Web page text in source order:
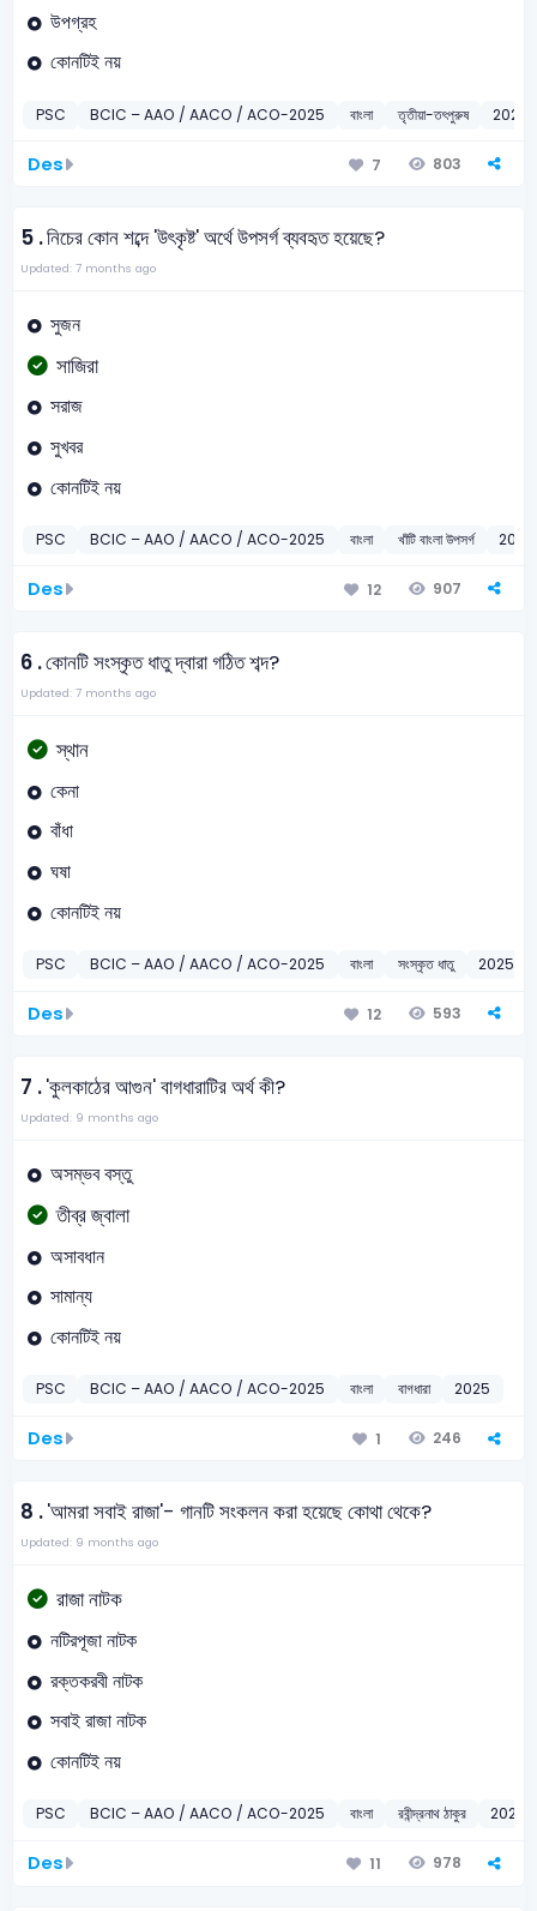
উপগ্রহ
কোনটিই নয়
PSC BCIC – AAO / AACO / ACO-2025 বাংলা তৃতীয়া-তৎপুরুষ 2025
Des 7 803
5 .নিচের কোন শব্দে 'উৎকৃষ্ট' অর্থে উপসর্গ ব্যবহৃত হয়েছে?
Updated: 7 months ago
সুজন
সাজিরা
সরাজ
সুখবর
কোনটিই নয়
PSC BCIC – AAO / AACO / ACO-2025 বাংলা খাঁটি বাংলা উপসর্গ 2025
Des 12 907
6 .কোনটি সংস্কৃত ধাতু দ্বারা গঠিত শব্দ?
Updated: 7 months ago
স্থান
কেনা
বাঁধা
ঘষা
কোনটিই নয়
PSC BCIC – AAO / AACO / ACO-2025 বাংলা সংস্কৃত ধাতু 2025
Des 12 593
7 .'কুলকাঠের আগুন' বাগধারাটির অর্থ কী?
Updated: 9 months ago
অসম্ভব বস্তু
তীব্র জ্বালা
অসাবধান
সামান্য
কোনটিই নয়
PSC BCIC – AAO / AACO / ACO-2025 বাংলা বাগধারা 2025
Des 1 246
8 .'আমরা সবাই রাজা'- গানটি সংকলন করা হয়েছে কোথা থেকে?
Updated: 9 months ago
রাজা নাটক
নটিরপূজা নাটক
রক্তকরবী নাটক
সবাই রাজা নাটক
কোনটিই নয়
PSC BCIC – AAO / AACO / ACO-2025 বাংলা রবীন্দ্রনাথ ঠাকুর 2025
Des 11 978